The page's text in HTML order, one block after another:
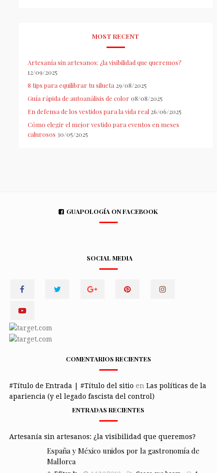
MOST RECENT
Artesanía sin artesanos: ¿la visibilidad que queremos?
12/09/2025
8 tips para equilibrar tu silueta 29/08/2025
Guía rápida de autoanálisis de color 08/08/2025
En defensa de los vestidos para la vida real 26/06/2025
Cómo elegir el mejor vestido para eventos en meses
calurosos 30/05/2025
GUAPOLOGÍA ON FACEBOOK
SOCIAL MEDIA
COMENTARIOS RECIENTES
#Título de Entrada | #Título del sitio en Las políticas de la
apariencia (y el legado fascista del control)
ENTRADAS RECIENTES
Artesanía sin artesanos: ¿la visibilidad que queremos?
España y México unidos por la gastronomía de
Mallorca